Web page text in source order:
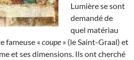
Lumière se sont
demandé de
quel matériau
fameuse « coupe » (le Saint-Graal) et
et ses dimensions. Ils ont cherché